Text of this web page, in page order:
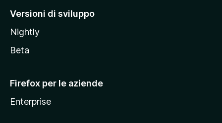
M
z
i
a
Versioni di sviluppo
Nightly
Beta
Firefox per le aziende
Enterprise